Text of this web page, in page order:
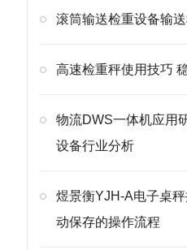
滚筒输送检重设备输
高速检重秤使用技巧
物流DWS一体机应用
设备行业分析
煜景衡YJH-A电子桌
动保存的操作流程